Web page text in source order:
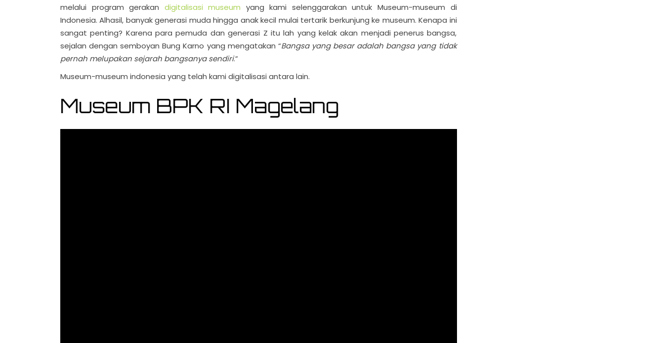
melalui program gerakan digitalisasi museum yang kami selenggarakan untuk Museum-museum di
Indonesia. Alhasil, banyak generasi muda hingga anak kecil mulai tertarik berkunjung ke museum. Kenapa ini
sangat penting? Karena para pemuda dan generasi Z itu lah yang kelak akan menjadi penerus bangsa,
sejalan dengan semboyan Bung Karno yang mengatakan “Bangsa yang besar adalah bangsa yang tidak
pernah melupakan sejarah bangsanya sendiri.”
Museum-museum indonesia yang telah kami digitalisasi antara lain.
Museum BPK RI Magelang